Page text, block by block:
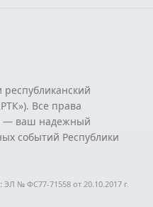
Все права
— ваш надежный
событий Республики
ЭЛ № ФС77-71558 от 20.10.2017 г.